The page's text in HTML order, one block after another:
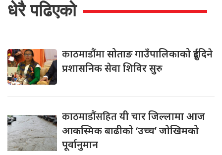
धेरै पढिएको
काठमाडौंमासोताङ गाउँपालिकाको दुईदिने
प्रशासनिक सेवा शिविर सुरु
काठमाडौंसहितयी चार जिल्लामा आज
आकस्मिक बाढीको ‘उच्च’ जोखिमको
पूर्वानुमान